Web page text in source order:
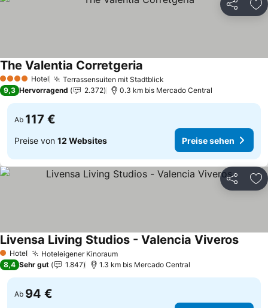
Teilen
4 Sterne Hotel Terrassensuiten mit Stadtblick
The Valentia Corretgeria
9,3 Hervorragend 2.372 0.3 km bis Mercado Central
Ab 117 €
Preise von 12 Websites Preise sehen
Teilen
1 Sterne
Hotel Hoteleigener KinoraumPreise sehen
Livensa Living Studios - Valencia Viveros
8,4 Sehr gut 1.847 1.3 km bis Mercado Central
Ab 94 €